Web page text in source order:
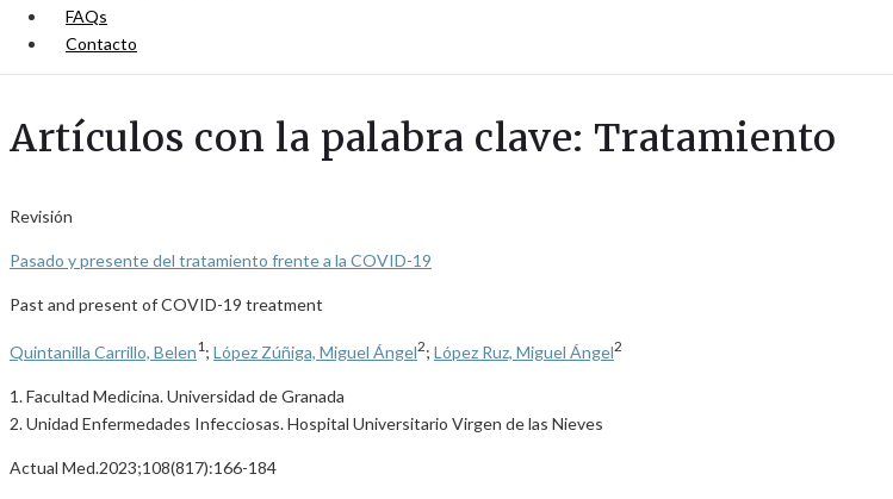
FAQs
Contacto
Artículos con la palabra clave: Tratamiento
Revisión
Pasado y presente del tratamiento frente a la COVID-19
Past and present of COVID-19 treatment
Quintanilla Carrillo, Belen1 ; López Zúñiga, Miguel Ángel2; López Ruz, Miguel Ángel2
1. Facultad Medicina. Universidad de Granada
2. Unidad Enfermedades Infecciosas. Hospital Universitario Virgen de las Nieves
Actual Med.2023;108(817):166-184